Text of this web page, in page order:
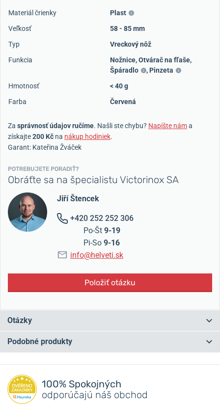
Materiál črienky
Plast
Veľkosť
58 - 85 mm
Typ
Vreckový nôž
Funkcia
Nožnice,Otvárač na fľaše,
Špáradlo
, Pinzeta
Hmotnosť
< 40 g
Farba
Červená
Za správnosť údajov ručíme. Našli ste chybu? Napíšte náma
získajte200 Kč na nákup hodiniek.
Garant: Kateřina Žváček
POTREBUJETE PORADIŤ?
Obráťte sa na špecialistu Victorinox SA
Jiří Štencek
+420 252 252 306
Po-Št 9-19
Pi-So 9-16
info@helveti.sk
Položiť otázku
Otázky
Máte otázku? Zanechajte nám komentár
Pridať dotaz
Podobné produkty
100% Spokojných
odporúčajú náš obchod